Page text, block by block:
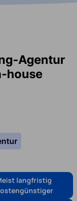
Agentur
house
langfristig